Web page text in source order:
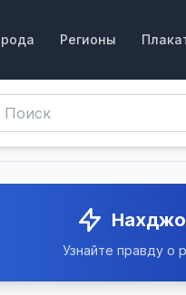
Регионы
Узнайте правду о